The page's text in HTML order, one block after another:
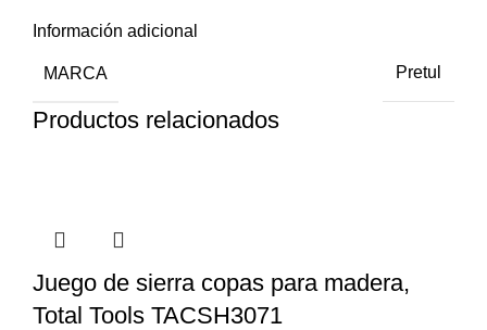
Información adicional
MARCA Pretul
Productos relacionados
Juego de sierra copas para madera,
Total Tools TACSH3071